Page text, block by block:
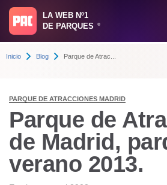
LA WEB Nº1
DE PARQUES
®
Inicio Blog Parque de Atrac...
PARQUE DE ATRACCIONES MADRID
Parque de
de Madrid,
verano 2013.